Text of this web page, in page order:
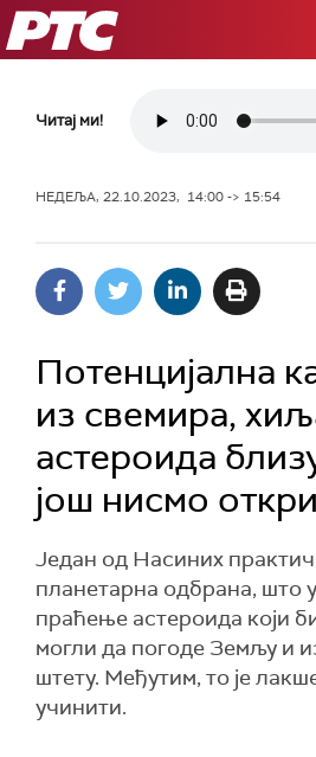
РТС
Читај ми!
НЕДЕЉА, 22.10.2023, 14:00 -> 15:54
Потенцијална
из свемира,
астероида
још нисмо
Један од Насиних
планетарна одбрана, што
праћење астероида који
могли да погоде Земљу и
штету. Међутим, то је
учинити.